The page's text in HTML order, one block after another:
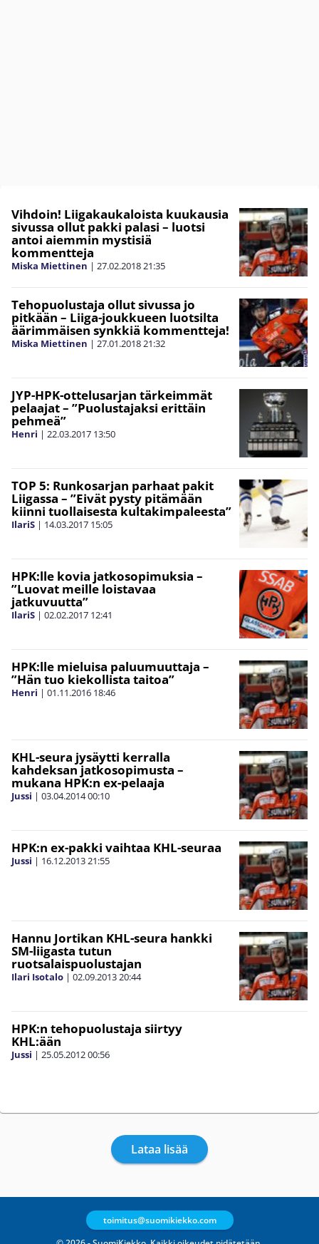
Vihdoin! Liigakaukaloista kuukausia
sivussa ollut pakki palasi – luotsi
antoi aiemmin mystisiä
kommentteja
Miska Miettinen | 27.02.201821:35
Tehopuolustaja ollut sivussa jo
pitkään – Liiga-joukkueen luotsilta
äärimmäisen synkkiä kommentteja!
Miska Miettinen | 27.01.201821:32
JYP-HPK-ottelusarjan tärkeimmät
pelaajat – ”Puolustajaksi erittäin
pehmeä”
Henri | 22.03.2017 13:50
TOP 5: Runkosarjan parhaat pakit
Liigassa – ”Eivät pysty pitämään
kiinni tuollaisesta kultakimpaleesta”
IlariS | 14.03.2017 15:05
HPK:lle kovia jatkosopimuksia –
”Luovat meille loistavaa
jatkuvuutta”
IlariS | 02.02.2017 12:41
HPK:lle mieluisa paluumuuttaja –
”Hän tuo kiekollista taitoa”
Henri | 01.11.2016 18:46
KHL-seura jysäytti kerralla
kahdeksan jatkosopimusta –
mukana HPK:n ex-pelaaja
Jussi | 03.04.201400:10
HPK:n ex-pakki vaihtaa KHL-seuraa
Jussi | 16.12.201321:55
Hannu Jortikan KHL-seura hankki
SM-liigasta tutun
ruotsalaispuolustajan
Ilari Isotalo | 02.09.201320:44
HPK:n tehopuolustaja siirtyy
KHL:ään
Jussi | 25.05.201200:56
Lataa lisää
toimitus@suomikiekko.com